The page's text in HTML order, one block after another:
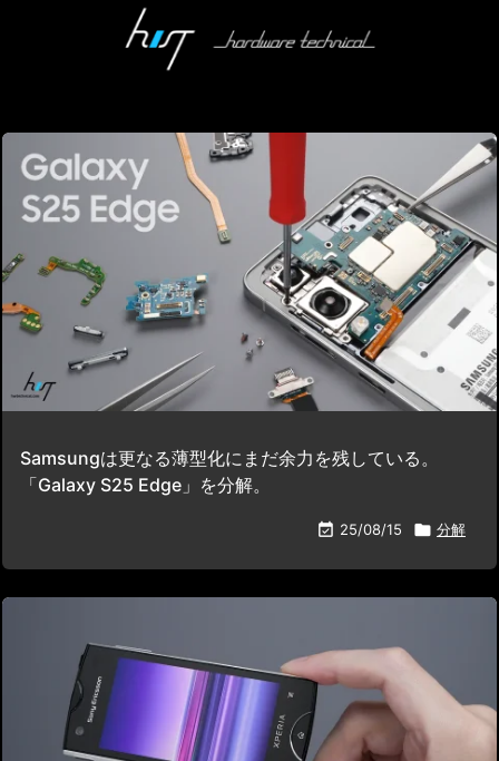
Samsungは更なる薄型化にまだ余力を残している。
「Galaxy S25 Edge」を分解。
 25/08/15  分解